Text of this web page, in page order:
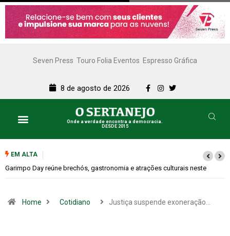
Seven Press Touro Folia Eventos Espresso Gráfica
8 de agosto de 2026
Onde a verdade encontra a democracia.
DESDE 2015
EM ALTA
Bugonia transforma paranoia e conspiração em um suspense imprevisível
Home Cotidiano Justiça suspende exoneração…